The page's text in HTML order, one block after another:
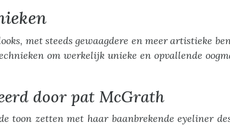
met steeds gewaagdere en meer artistieke
om werkelijk unieke en opvallende
door pat McGrath
zetten met haar baanbrekende eyeliner